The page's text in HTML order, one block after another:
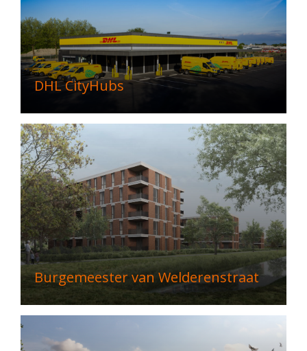
DHL CityHubs
Burgemeester van Welderenstraat